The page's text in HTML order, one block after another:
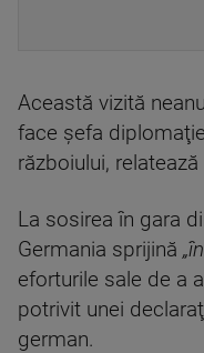
Această vizită
face şefa
războiului, relatează
La sosirea în gara
Germania sprijină
eforturile sale de a
potrivit unei
german.